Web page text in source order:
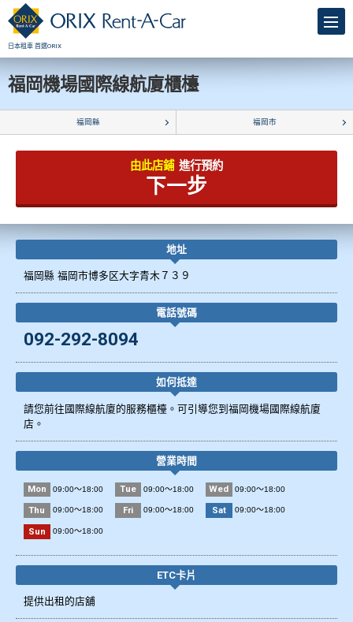
日本租車 首選ORIX
福岡機場國際線航廈櫃檯
福岡縣 福岡市
由此店鋪 進行預約
下一步
地址
福岡縣 福岡市博多区大字青木７３９
電話號碼
092-292-8094
如何抵達
請您前往國際線航廈的服務櫃檯。可引導您到福岡機場國際線航廈
店。
營業時間
Mon 09:00～18:00 Tue 09:00～18:00 Wed 09:00～18:00
Thu 09:00～18:00 Fri 09:00～18:00 Sat 09:00～18:00
Sun 09:00～18:00
ETC卡片
提供出租的店舖